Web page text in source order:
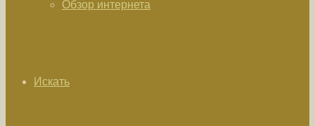
Обзор интернета
Искать